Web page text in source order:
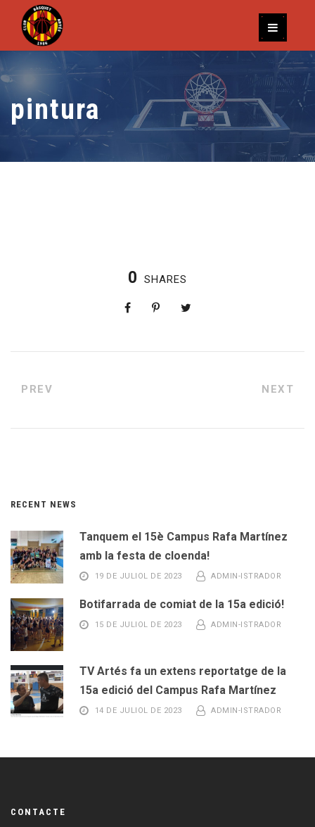
pintura
0 SHARES
PREV NEXT
RECENT NEWS
Tanquem el 15è Campus Rafa Martínez
amb la festa de cloenda!
19 DE JULIOL DE 2023 ADMIN-ISTRADOR
Botifarrada de comiat de la 15a edició!
15 DE JULIOL DE 2023 ADMIN-ISTRADOR
TV Artés fa un extens reportatge de la
15a edició del Campus Rafa Martínez
14 DE JULIOL DE 2023 ADMIN-ISTRADOR
CONTACTE